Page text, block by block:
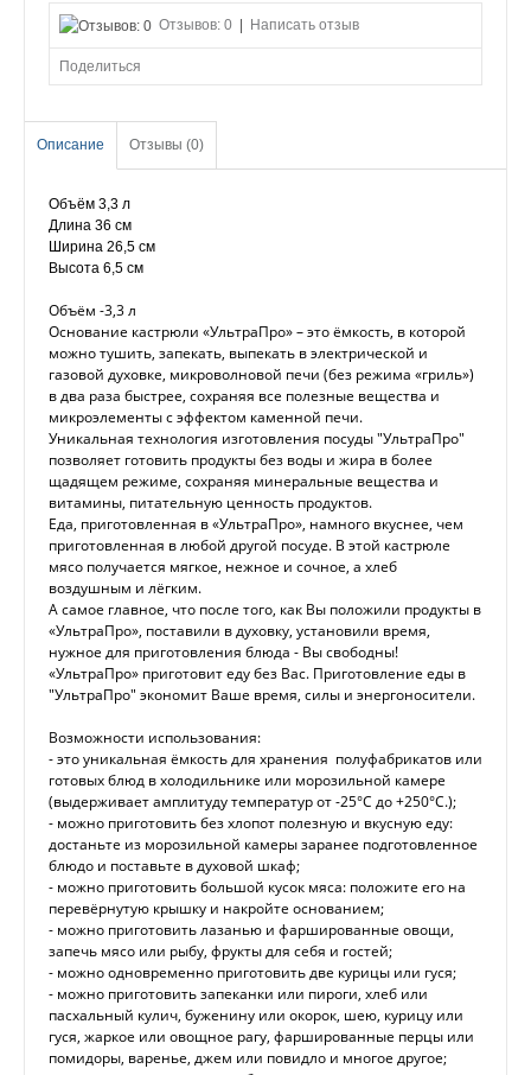
Отзывов: 0 Написать отзыв
Поделиться
Описание Отзывы (0)
Объём 3,3 л
Длина 36 см
Ширина 26,5 см
Высота 6,5 см
Объём -3,3 л
Основание кастрюли «УльтраПро» – это ёмкость, в которой
можно тушить, запекать, выпекать в электрической и
газовой духовке, микроволновой печи (без режима «гриль»)
в два раза быстрее, сохраняя все полезные вещества и
микроэлементы с эффектом каменной печи.
Уникальная технология изготовления посуды "УльтраПро"
позволяет готовить продукты без воды и жира в более
щадящем режиме, сохраняя минеральные вещества и
витамины, питательную ценность продуктов.
Еда, приготовленная в «УльтраПро», намного вкуснее, чем
приготовленная в любой другой посуде. В этой кастрюле
мясо получается мягкое, нежное и сочное, а хлеб
воздушным и лёгким.
А самое главное, что после того, как Вы положили продукты в
«УльтраПро», поставили в духовку, установили время,
нужное для приготовления блюда - Вы свободны!
«УльтраПро» приготовит еду без Вас. Приготовление еды в
"УльтраПро" экономит Ваше время, силы и энергоносители.
Возможности использования:
- это уникальная ёмкость для хранения полуфабрикатов или
готовых блюд в холодильнике или морозильной камере
(выдерживает амплитуду температур от -25°С до +250°С.);
- можно приготовить без хлопот полезную и вкусную еду:
достаньте из морозильной камеры заранее подготовленное
блюдо и поставьте в духовой шкаф;
- можно приготовить большой кусок мяса: положите его на
перевёрнутую крышку и накройте основанием;
- можно приготовить лазанью и фаршированные овощи,
запечь мясо или рыбу, фрукты для себя и гостей;
- можно одновременно приготовить две курицы или гуся;
- можно приготовить запеканки или пироги, хлеб или
пасхальный кулич, буженину или окорок, шею, курицу или
гуся, жаркое или овощное рагу, фаршированные перцы или
помидоры, варенье, джем или повидло и многое другое;